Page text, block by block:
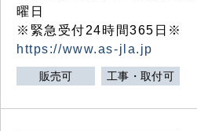
曜日
※緊急受付24時間365日※
https://www.as-jla.jp
販売可 工事・取付可